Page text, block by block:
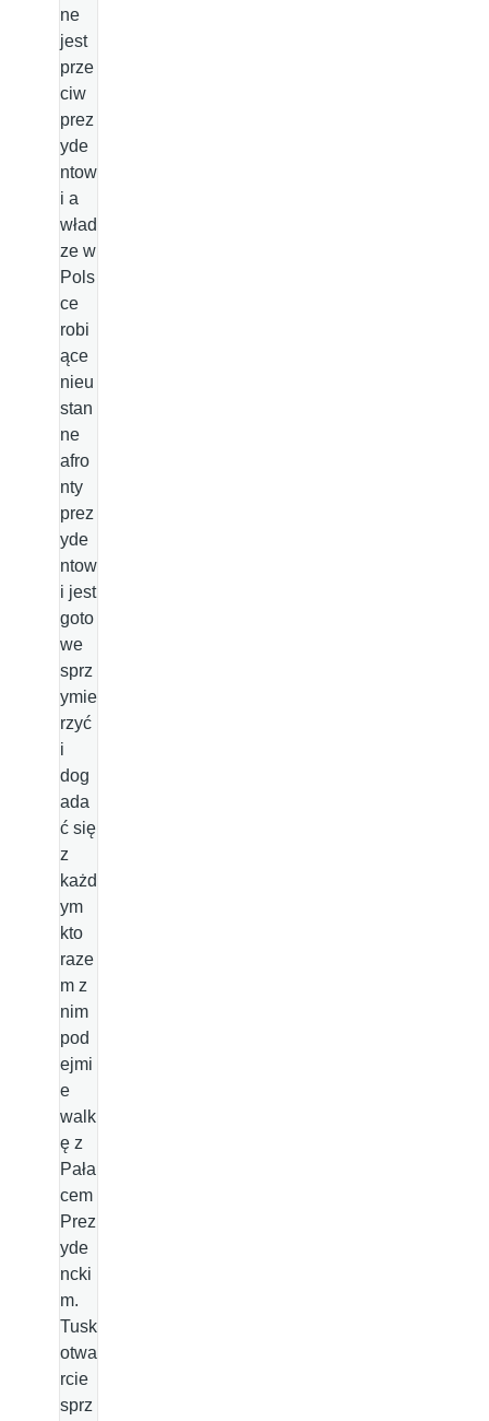
ne
jest
prze
ciw
prez
yde
ntow
i a
wład
ze w
Pols
ce
robi
ące
nieu
stan
ne
afro
nty
prez
yde
ntow
i jest
goto
we
sprz
ymie
rzyć
i
dog
ada
ć się
z
każd
ym
kto
raze
m z
nim
pod
ejmi
e
walk
ę z
Pała
cem
Prez
yde
ncki
m.
Tusk
otwa
rcie
sprz